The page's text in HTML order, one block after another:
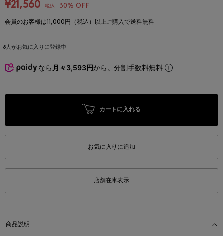
¥21,560
税込 30% OFF
会員のお客様は11,000円（税込）以上ご購入で送料無料
8人がお気に入りに登録中
なら 月々3,593円から。分割手数料無料
カートに入れる
お気に入りに追加
店舗在庫表示
商品説明